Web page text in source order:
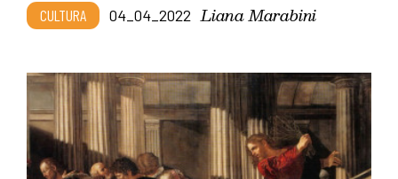
CULTURA 04_04_2022 Liana Marabini